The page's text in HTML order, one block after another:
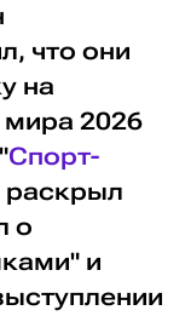
что они
на
мира 2026
Спорт-
раскрыл
о
и